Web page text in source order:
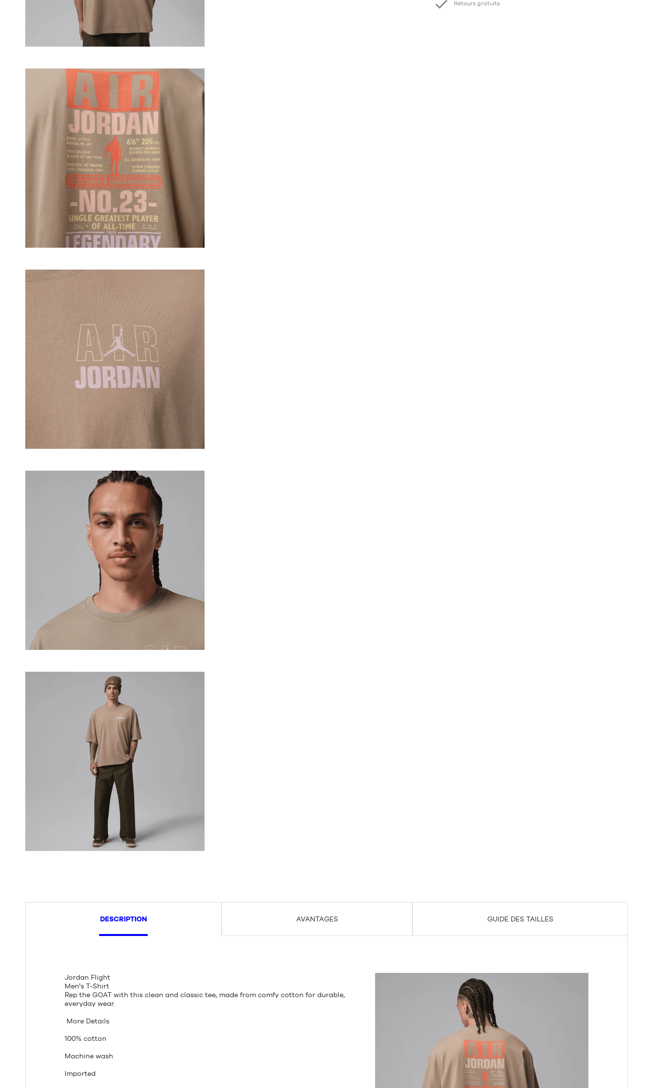
Retours gratuits
DESCRIPTION
Jordan Flight
Men's T-Shirt
Rep the GOAT with this clean and classic tee, made from comfy cotton for durable,
everyday wear.
More Details
100% cotton
Machine wash
Imported
AVANTAGES GUIDE DES TAILLES